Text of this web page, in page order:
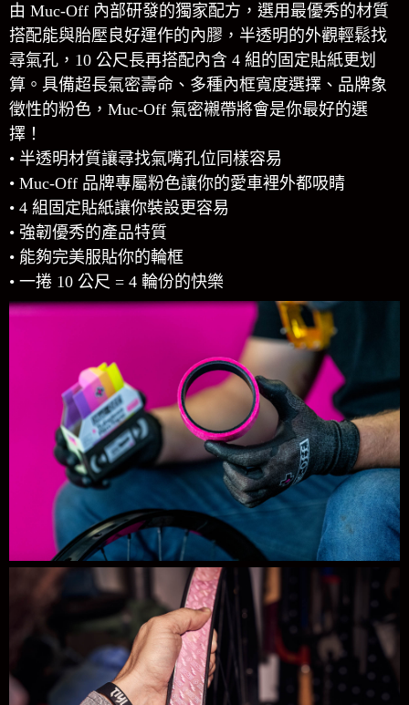
由 Muc-Off 內部研發的獨家配方，選用最優秀的材質
搭配能與胎壓良好運作的內膠，半透明的外觀輕鬆找
尋氣孔，10 公尺長再搭配內含 4 組的固定貼紙更划
算。具備超長氣密壽命、多種內框寬度選擇、品牌象
徵性的粉色，Muc-Off 氣密襯帶將會是你最好的選
擇！
• 半透明材質讓尋找氣嘴孔位同樣容易
• Muc-Off 品牌專屬粉色讓你的愛車裡外都吸睛
• 4 組固定貼紙讓你裝設更容易
• 強韌優秀的產品特質
• 能夠完美服貼你的輪框
• 一捲 10 公尺 = 4 輪份的快樂